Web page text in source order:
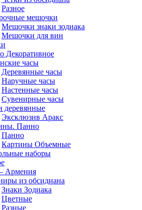
Разное
мешочки
Мешочки знаки зодиака
Мешочки для вин
Декоративное
часы
Деревянные часы
Наручные часы
Настенные часы
Сувенирные часы
деревянные
Эксклюзив Аракс
Панно
Панно
Картины Объемные
наборы
Армения
из обсидиана
Знаки Зодиака
Цветные
Разные